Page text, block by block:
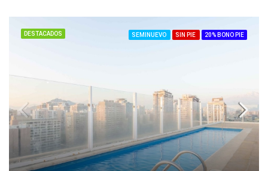
DESTACADOS SEMINUEVO SIN PIE 20% BONO PIE